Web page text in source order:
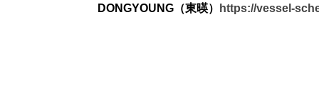
DONGYOUNG（東暎）
https://vessel-